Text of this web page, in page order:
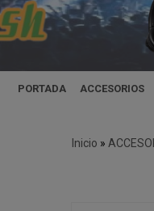
PORTADA ACCESORIOS
Inicio »